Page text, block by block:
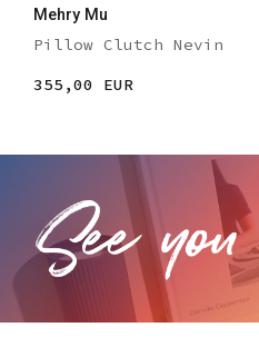
Mehry Mu
Pillow Clutch Nevin
355,00 EUR